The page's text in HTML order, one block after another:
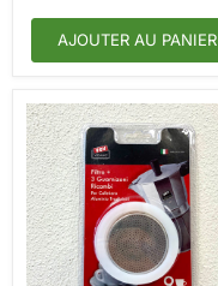
AJOUTER AU PANIER